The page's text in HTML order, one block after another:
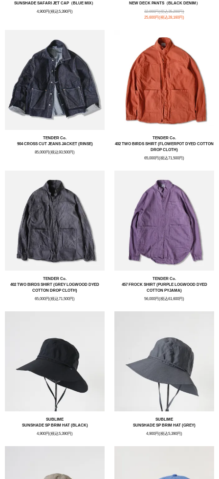
SUNSHADE SAFARI JET CAP（BLUE MIX）
4,900円(税込5,390円)
NEW DECK PANTS（BLACK DENIM）
32,000円(税込35,200円)
25,600円(税込28,160円)
TENDER Co.
904 CROSS CUT JEANS JACKET (RINSE)
85,000円(税込93,500円)
TENDER Co.
402 TWO BIRDS SHIRT (FLOWERPOT DYED COTTON
DROP CLOTH)
65,000円(税込71,500円)
TENDER Co.
402 TWO BIRDS SHIRT (GREY LOGWOOD DYED
COTTON DROP CLOTH)
65,000円(税込71,500円)
TENDER Co.
457 FROCK SHIRT (PURPLE LOGWOOD DYED
COTTON PYJAMA)
56,000円(税込61,600円)
SUBLIME
SUNSHADE SP BRIM HAT (BLACK)
4,900円(税込5,390円)
SUBLIME
SUNSHADE SP BRIM HAT (GREY)
4,900円(税込5,390円)